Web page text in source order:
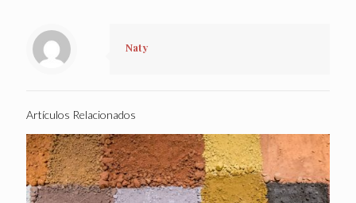
Naty
Artículos Relacionados